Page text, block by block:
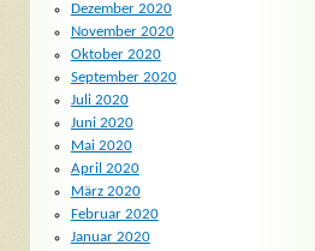
Dezember 2020
November 2020
Oktober 2020
September 2020
Juli 2020
Juni 2020
Mai 2020
April 2020
März 2020
Februar 2020
Januar 2020